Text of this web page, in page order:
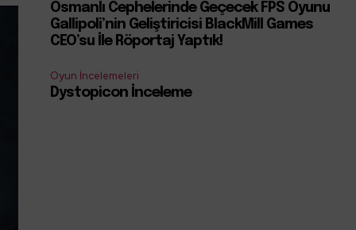
Osmanlı Cephelerinde Geçecek FPS Oyunu
Gallipoli’nin Geliştiricisi BlackMill Games
CEO’su İle Röportaj Yaptık!
Oyun İncelemeleri
Dystopicon İnceleme